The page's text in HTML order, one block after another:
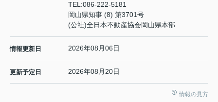
TEL:086-222-5181
岡山県知事 (8) 第3701号
(公社)全日本不動産協会岡山県本部
情報更新日 2026年08月06日
更新予定日 2026年08月20日
情報の見方